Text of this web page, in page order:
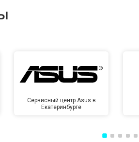
Сервисный центр Asus в
Екатеринбурге